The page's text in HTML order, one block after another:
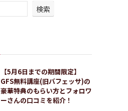
検索
【5月6日までの期間限定】
GFS無料講座(旧バフェッサ)の
豪華特典のもらい方とフォロワ
ーさんの口コミを紹介！